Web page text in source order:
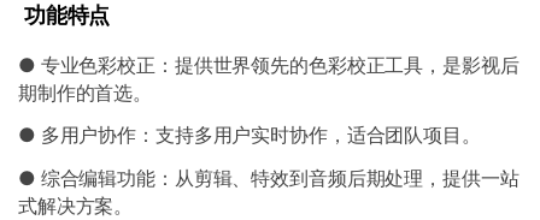
功能特点
● 专业色彩校正：提供世界领先的色彩校正工具，是影视后
期制作的首选。
● 多用户协作：支持多用户实时协作，适合团队项目。
● 综合编辑功能：从剪辑、特效到音频后期处理，提供一站
式解决方案。